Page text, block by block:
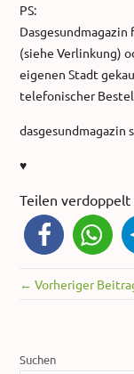
PS:
(siehe Verlinkung)
eigenen Stadt
telefonischer
dasgesundmagazin
♥
Teilen verdoppelt
← Vorheriger
Suchen